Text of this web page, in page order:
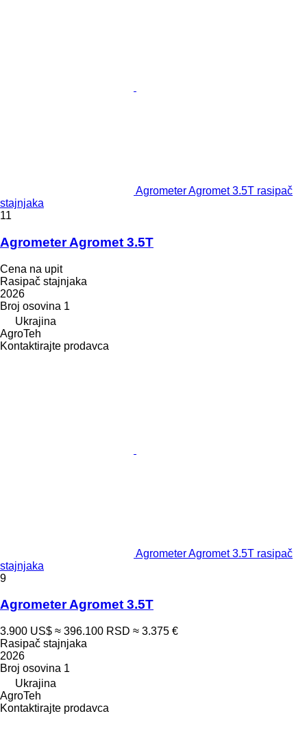
Agrometer Agromet 3.5T rasipač
stajnjaka
11
Agrometer Agromet 3.5T
Cena na upit
Rasipač stajnjaka
2026
Broj osovina 1
Ukrajina
AgroTeh
Kontaktirajte prodavca
Agrometer Agromet 3.5T rasipač
stajnjaka
9
Agrometer Agromet 3.5T
3.900 US$ ≈ 396.100 RSD ≈ 3.375 €
Rasipač stajnjaka
2026
Broj osovina 1
Ukrajina
AgroTeh
Kontaktirajte prodavca